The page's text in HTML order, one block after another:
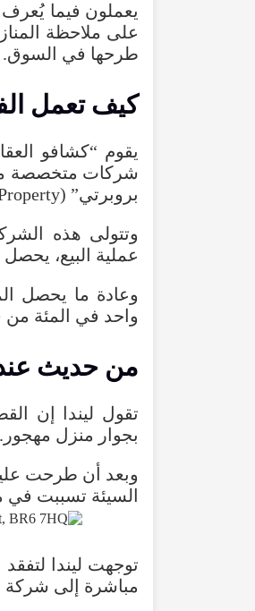
يعملون فيما يُعرف
على ملاحظة
طرحها في السوق.
كيف تعمل
يقوم “كشافو
شركات متخصصة
بروبرتي” (
وتتولى هذه
عملية البيع، يحصل
وعادة ما يحصل
واحد في المئة من
من حديث
تقول ليندا إن
بجوار منزل مهجور .
وبعد أن طرحت
السيئة تسببت في
توجهت ليندا لتفقد
مباشرة إلى شركة